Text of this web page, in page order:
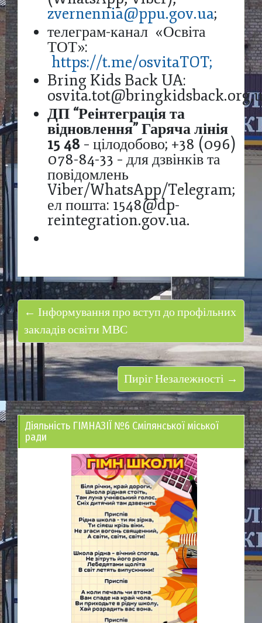
zvernennia@ppu.gov.ua;
телеграм-канал «Освіта
ТОТ»:
https://t.me/osvitaTOT;
Bring Kids Back UA:
ДП “Реінтеграція та
відновлення” Гаряча лінія
15 48 – цілодобово; +38 (096)
078-84-33 – для дзвінків та
повідомлень
Viber/WhatsApp/Telegram;
ел пошта: 1548@dp-
reintegration.gov.ua.
← Інформування про вступ до профільних
закладів освіти МВС
Пиріг Незалежності →
Діяльність ГІМНАЗІЇ №6 Смілянської міської
ради